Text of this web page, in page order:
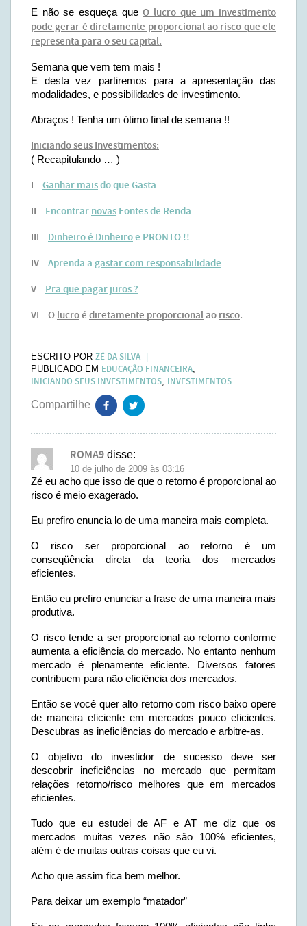
E não se esqueça queO lucro que um investimento
pode gerar é diretamente proporcional ao risco que ele
representa para o seu capital.
Semana que vem tem mais !
E desta vez partiremos para a apresentação das
modalidades, e possibilidades de investimento.
Abraços ! Tenha um ótimo final de semana !!
Iniciando seus Investimentos:
( Recapitulando … )
I –Ganhar maisdo que Gasta
II – Encontrarnovas Fontes de Renda
III –Dinheiro é Dinheiroe PRONTO !!
IV –Aprenda a gastar com responsabilidade
V –Pra que pagar juros ?
VI – Olucroé diretamente proporcional aorisco.
ESCRITO POR ZÉ DA SILVA
PUBLICADO EM EDUCAÇÃO FINANCEIRA,
INICIANDO SEUS INVESTIMENTOS, INVESTIMENTOS.
ROMA9 disse:
10 de julho de 2009 às 03:16
Zé eu acho que isso de que o retorno é proporcional ao
risco é meio exagerado.
Eu prefiro enuncia lo de uma maneira mais completa.
O risco ser proporcional ao retorno é um
conseqüência direta da teoria dos mercados
eficientes.
Então eu prefiro enunciar a frase de uma maneira mais
produtiva.
O risco tende a ser proporcional ao retorno conforme
aumenta a eficiência do mercado. No entanto nenhum
mercado é plenamente eficiente. Diversos fatores
contribuem para não eficiência dos mercados.
Então se você quer alto retorno com risco baixo opere
de maneira eficiente em mercados pouco eficientes.
Descubras as ineficiências do mercado e arbitre-as.
O objetivo do investidor de sucesso deve ser
descobrir ineficiências no mercado que permitam
relações retorno/risco melhores que em mercados
eficientes.
Tudo que eu estudei de AF e AT me diz que os
mercados muitas vezes não são 100% eficientes,
além é de muitas outras coisas que eu vi.
Acho que assim fica bem melhor.
Para deixar um exemplo “matador”